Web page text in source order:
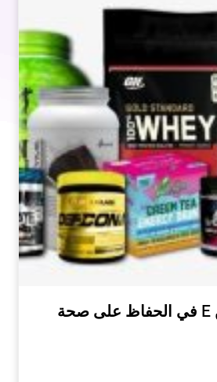
أهمية الفيتامين E في الحفاظ على صحة